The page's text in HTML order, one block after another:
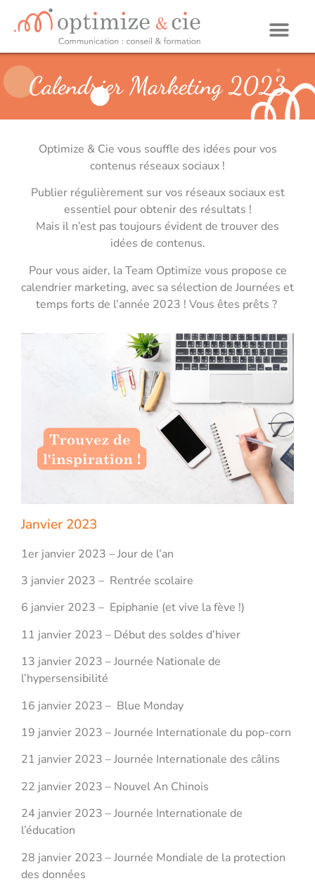
Calendrier Marketing 2023
Optimize & Cie vous souffle des idées pour vos
contenus réseaux sociaux !
Publier régulièrement sur vos réseaux sociaux est
essentiel pour obtenir des résultats !
Mais il n’est pas toujours évident de trouver des
idées de contenus.
Pour vous aider, la Team Optimize vous propose ce
calendrier marketing, avec sa sélection de Journées et
temps forts de l’année 2023 ! Vous êtes prêts ?
Janvier 2023
1er janvier 2023 – Jour de l’an
3 janvier 2023 – Rentrée scolaire
6 janvier 2023 – Epiphanie (et vive la fève !)
11 janvier 2023 – Début des soldes d’hiver
13 janvier 2023 – Journée Nationale de
l’hypersensibilité
16 janvier 2023 – Blue Monday
19 janvier 2023 – Journée Internationale du pop-corn
21 janvier 2023 – Journée Internationale des câlins
22 janvier 2023 – Nouvel An Chinois
24 janvier 2023 – Journée Internationale de
l’éducation
28 janvier 2023 – Journée Mondiale de la protection
des données